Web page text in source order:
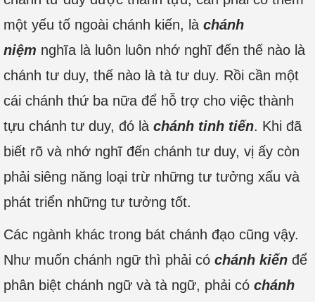
một yếu tố ngoài chánh kiến, là chánh
niệm nghĩa là luôn luôn nhớ nghĩ đến thế nào là
chánh tư duy, thế nào là tà tư duy. Rồi cần một
cái chánh thứ ba nữa để hỗ trợ cho việc thành
tựu chánh tư duy, đó là chánh tinh tiến. Khi đã
biết rõ và nhớ nghĩ đến chánh tư duy, vị ấy còn
phải siêng năng loại trừ những tư tưởng xấu và
phát triển những tư tưởng tốt.
Các ngành khác trong bát chánh đạo cũng vậy.
Như muốn chánh ngữ thì phải có chánh kiến để
phân biệt chánh ngữ và tà ngữ, phải có chánh